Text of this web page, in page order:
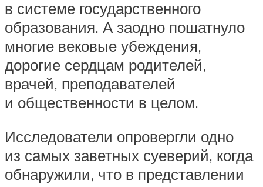
в системе государственного
образования. А заодно пошатнуло
многие вековые убеждения,
дорогие сердцам родителей,
врачей, преподавателей
и общественности в целом.
Исследователи опровергли одно
из самых заветных суеверий, когда
обнаружили, что в представлении